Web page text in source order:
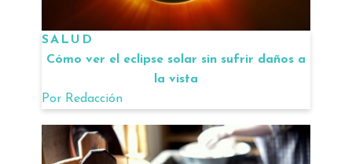
SALUD
Cómo ver el eclipse solar sin sufrir daños a
la vista
Por Redacción